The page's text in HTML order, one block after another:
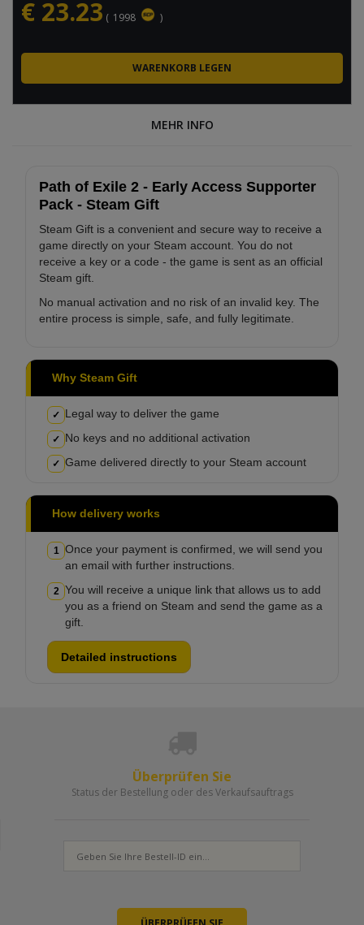
€ 23.23 ( 1998 )
MEHR INFO
Path of Exile 2 - Early Access Supporter
Pack - Steam Gift
Steam Gift is a convenient and secure way to receive a
game directly on your Steam account. You do not
receive a key or a code - the game is sent as an official
Steam gift.
No manual activation and no risk of an invalid key. The
entire process is simple, safe, and fully legitimate.
Why Steam Gift
✓ Legal way to deliver the game
✓ No keys and no additional activation
✓ Game delivered directly to your Steam account
How delivery works
1 Once your payment is confirmed, we will send you
an email with further instructions.
2 You will receive a unique link that allows us to add
you as a friend on Steam and send the game as a
gift.
Detailed instructions
Überprüfen Sie
Status der Bestellung oder des Verkaufsauftrags